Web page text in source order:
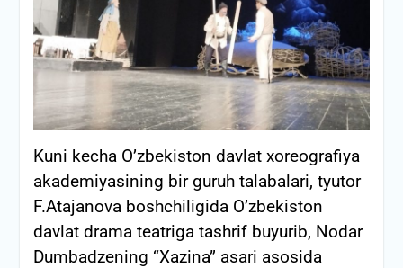
Kuni kecha O’zbekiston davlat xoreografiya
akademiyasining bir guruh talabalari, tyutor
F.Atajanova boshchiligida O’zbekiston
davlat drama teatriga tashrif buyurib, Nodar
Dumbadzening “Xazina” asari asosida